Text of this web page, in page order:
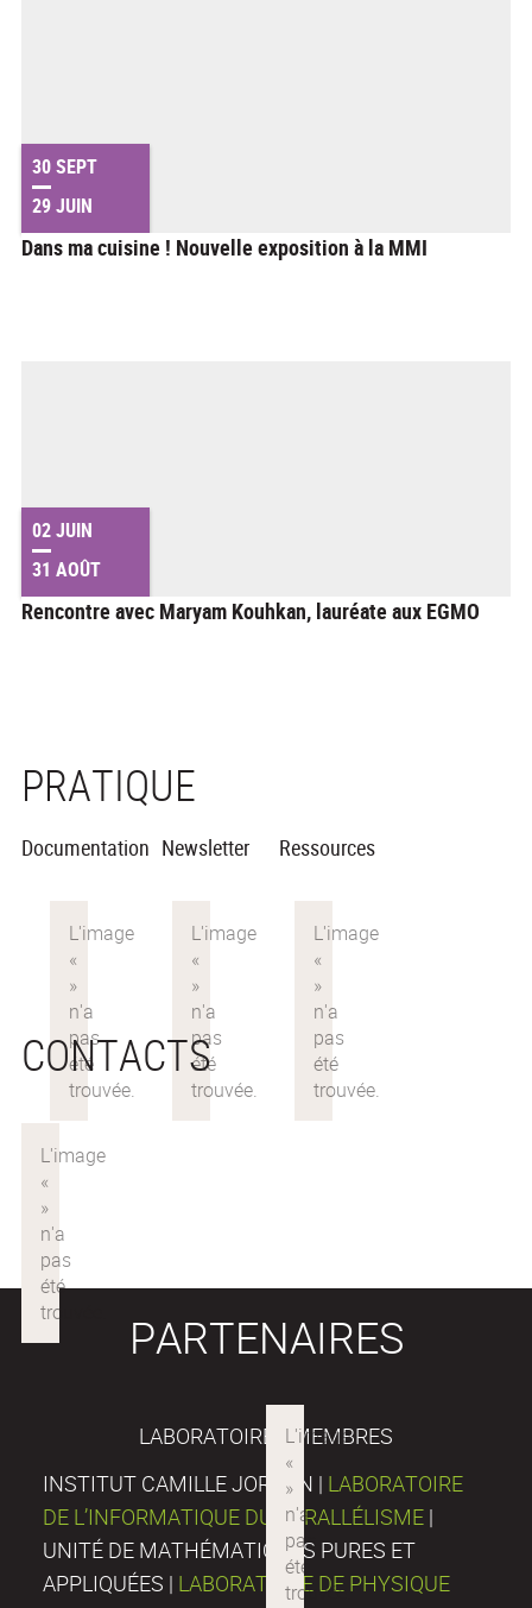
30 SEPT
29 JUIN
Dans ma cuisine ! Nouvelle exposition à la MMI
02 JUIN
31 AOÛT
Rencontre avec Maryam Kouhkan, lauréate aux EGMO
PRATIQUE
Documentation Newsletter Ressources
CONTACTS
PARTENAIRES
LABORATOIRES MEMBRES
INSTITUT CAMILLE JORDAN | LABORATOIRE
DE L’INFORMATIQUE DU PARALLÉLISME |
UNITÉ DE MATHÉMATIQUES PURES ET
APPLIQUÉES | LABORATOIRE DE PHYSIQUE